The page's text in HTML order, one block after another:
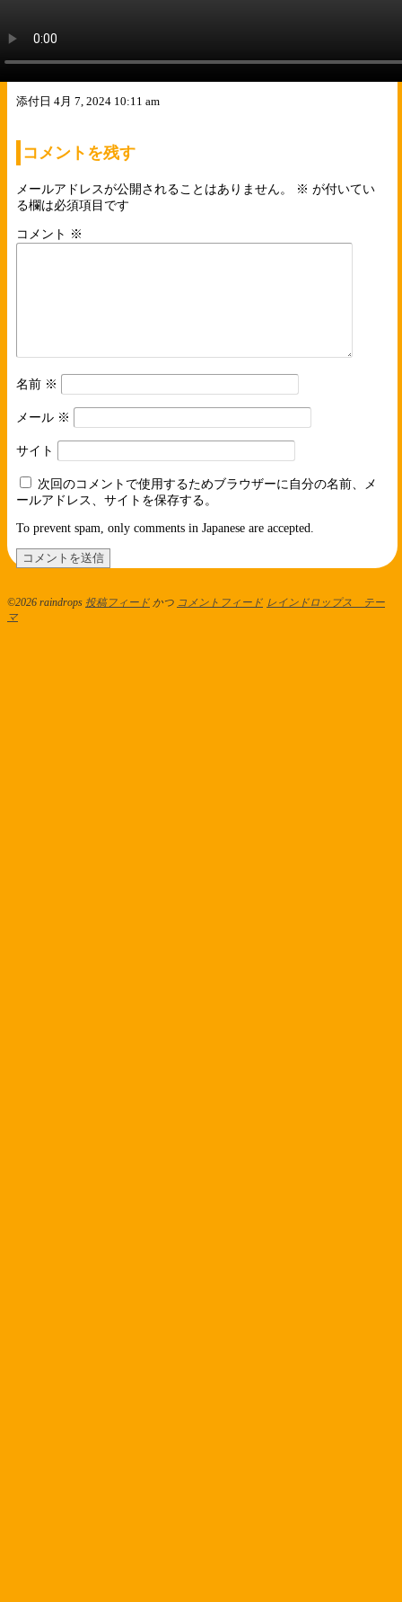
添付日 4月 7, 2024 10:11 am
コメントを残す
メールアドレスが公開されることはありません。 ※ が付いてい
る欄は必須項目です
コメント ※
名前 ※
メール ※
サイト
次回のコメントで使用するためブラウザーに自分の名前、メ
ールアドレス、サイトを保存する。
To prevent spam, only comments in Japanese are accepted.
©2026 raindrops 投稿フィード かつ コメントフィード レインドロップス テー
マ